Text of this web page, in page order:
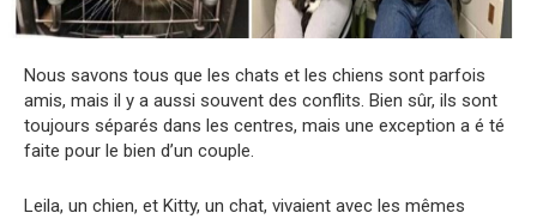
Nous savons tous que les chats et les chiens sont parfois
amis, mais il y a aussi souvent des conflits. Bien sûr, ils sont
toujours séparés dans les centres, mais une exception a é té
faite pour le bien d’un couple.
Leila, un chien, et Kitty, un chat, vivaient avec les mêmes